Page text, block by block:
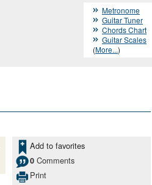
Metronome
Guitar Tuner
Chords Chart
Guitar Scales
(More...)
Add to favorites
0 Comments
Print